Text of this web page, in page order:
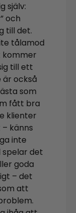
själv:
och
till det.
tålamod
kommer
till ett
är också
som
fått bra
klienter
känns
inte
det
goda
– det
att